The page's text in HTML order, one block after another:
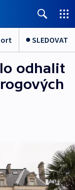
SLEDOVAT
odhalit